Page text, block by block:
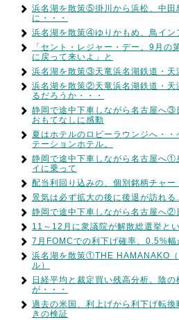
浜名湖を散策⑤掛川から浜松、中田
に・・・
浜名湖を散策④ゆりかもめ、鳥イン
「セント・レジャー・デー。9月の
に戻って来いよ」と
浜名湖を散策③天竜浜名湖鉄道・天
浜名湖を散策②天竜浜名湖鉄道・天
るだろうか・・・
静岡で途中下車しながら名古屋へ③
おもてなしに感動
夏はホテルのロビーラウンジへ・
テーションホテル。
静岡で途中下車しながら名古屋へ①
イに乗って
配当利回り込みの、個別銘柄チャ
景気は必ず拡大の後に後退が訪れ
静岡で途中下車しながら名古屋へ②
11～12月に衆議院が解散総選挙と
7月FOMCでの利下げ確率、0.5%幅
浜名湖を散策①THE HAMANAKO
ル）
日経平均と裁定買い残高分析。陰
が・・・
過去の米国、利上げから利下げ転
きの検証